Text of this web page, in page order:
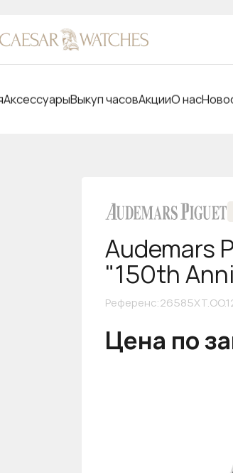
АксессуарыВыкуп часовАкцииО нас
Audemars
"150th
Референс:
Цена по